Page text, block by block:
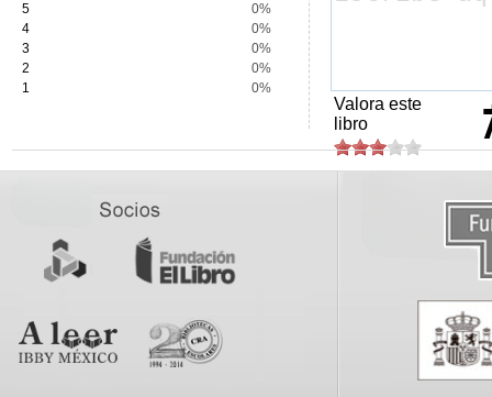
5
0%
4
0%
3
0%
2
0%
1
0%
Valora este
libro